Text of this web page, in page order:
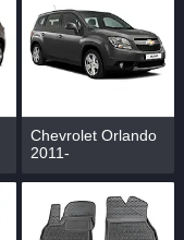
Chevrolet Orlando
2011-